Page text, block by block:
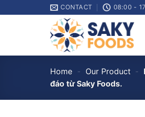
to
CONTACT 08:00 -
Home - Our Product -
đáo từ Saky Foods.